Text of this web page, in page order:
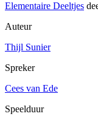
Elementaire Deeltjes
Auteur
Thijl Sunier
Spreker
Cees van Ede
Speelduur